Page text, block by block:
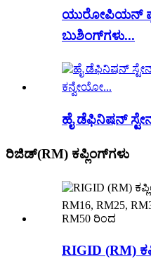
ಯುರೋಪಿಯನ್
ಬುಶಿಂಗ್‌ಗಳು...
ಹೈ ಡೆಫಿನಿಷನ್
ರಿಜಿಡ್(RM) ಕಪ್ಲಿಂಗ್‌ಗಳು
RIGID (RM)